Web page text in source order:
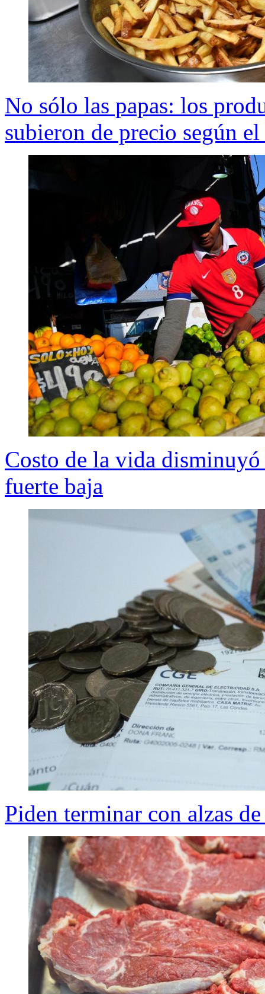
No sólo las papas: los
subieron de precio según
Costo de la vida
fuerte baja
Piden terminar con alzas